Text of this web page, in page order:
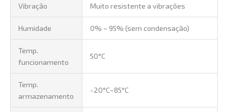
Vibração Muito resistente a vibrações
Humidade 0% ~ 95% (sem condensação)
Temp.
funcionamento
50°C
Temp.
armazenamento
-20°C~85°C